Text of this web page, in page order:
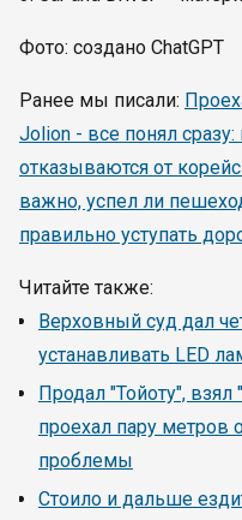
Фото: создано ChatGPT
Ранее мы писали:
Jolion - все понял
отказываются от
важно, успел ли
правильно уступать
Читайте также:
Верховный суд дал
устанавливать LED
Продал "Тойоту",
проехал пару метров
проблемы
Стоило и дальше